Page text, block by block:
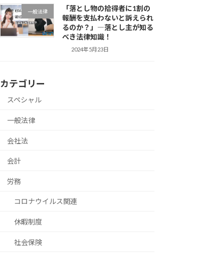
一般法律
「落とし物の拾得者に1割の
報酬を支払わないと訴えられ
るのか？」―落とし主が知る
べき法律知識！
2024年5月23日
カテゴリー
スペシャル
一般法律
会社法
会計
労務
コロナウイルス関連
休暇制度
社会保険